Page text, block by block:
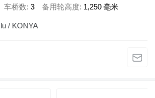
车桥数 3 备用轮高度 1,250 毫米
/ KONYA